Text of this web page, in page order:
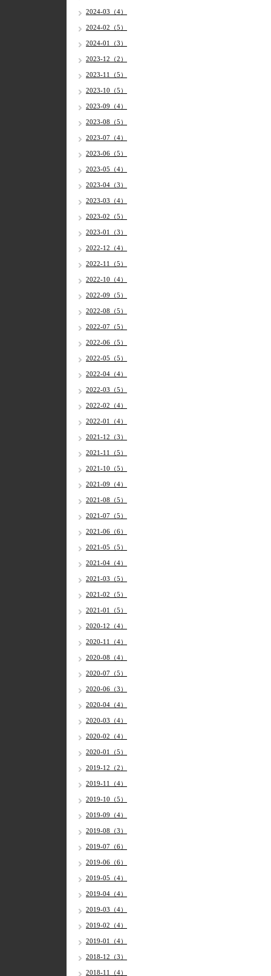
2024-03（4）
2024-02（5）
2024-01（3）
2023-12（2）
2023-11（5）
2023-10（5）
2023-09（4）
2023-08（5）
2023-07（4）
2023-06（5）
2023-05（4）
2023-04（3）
2023-03（4）
2023-02（5）
2023-01（3）
2022-12（4）
2022-11（5）
2022-10（4）
2022-09（5）
2022-08（5）
2022-07（5）
2022-06（5）
2022-05（5）
2022-04（4）
2022-03（5）
2022-02（4）
2022-01（4）
2021-12（3）
2021-11（5）
2021-10（5）
2021-09（4）
2021-08（5）
2021-07（5）
2021-06（6）
2021-05（5）
2021-04（4）
2021-03（5）
2021-02（5）
2021-01（5）
2020-12（4）
2020-11（4）
2020-08（4）
2020-07（5）
2020-06（3）
2020-04（4）
2020-03（4）
2020-02（4）
2020-01（5）
2019-12（2）
2019-11（4）
2019-10（5）
2019-09（4）
2019-08（3）
2019-07（6）
2019-06（6）
2019-05（4）
2019-04（4）
2019-03（4）
2019-02（4）
2019-01（4）
2018-12（3）
2018-11（4）